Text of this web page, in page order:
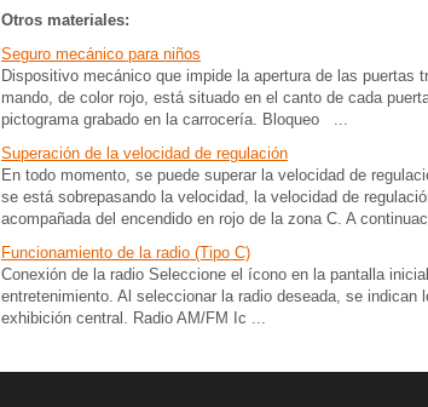
Otros materiales:
Seguro mecánico para niños
Dispositivo mecánico que impide la apertura de las puertas
mando, de color rojo, está situado en el canto de cada
pictograma grabado en la carrocería. Bloqueo ...
Superación de la velocidad de regulación
En todo momento, se puede superar la velocidad de
se está sobrepasando la velocidad, la velocidad de
acompañada del encendido en rojo de la zona C. A
Funcionamiento de la radio (Tipo C)
Conexión de la radio Seleccione el ícono en la pantalla
entretenimiento. Al seleccionar la radio deseada, se
exhibición central. Radio AM/FM Ic ...